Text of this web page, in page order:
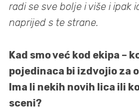
radi se sve bolje i više i ipak
naprijed s te strane.
Kad smo već kod ekipa –
pojedinaca bi izdvojio za
Ima li nekih novih lica ili
sceni?